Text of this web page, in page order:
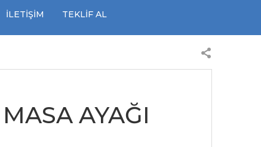
İLETİŞİM TEKLİF AL
AYAĞI